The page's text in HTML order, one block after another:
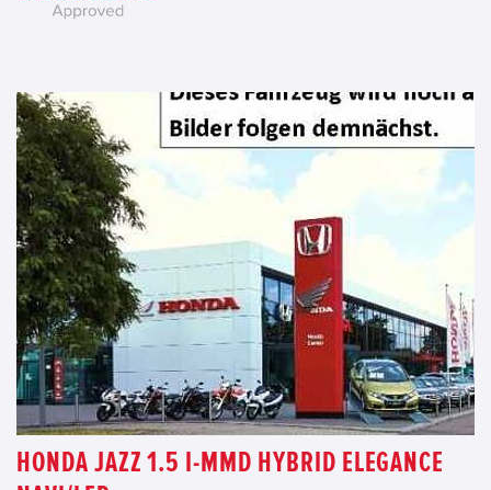
HONDA JAZZ 1.5 I-MMD HYBRID ELEGANCE